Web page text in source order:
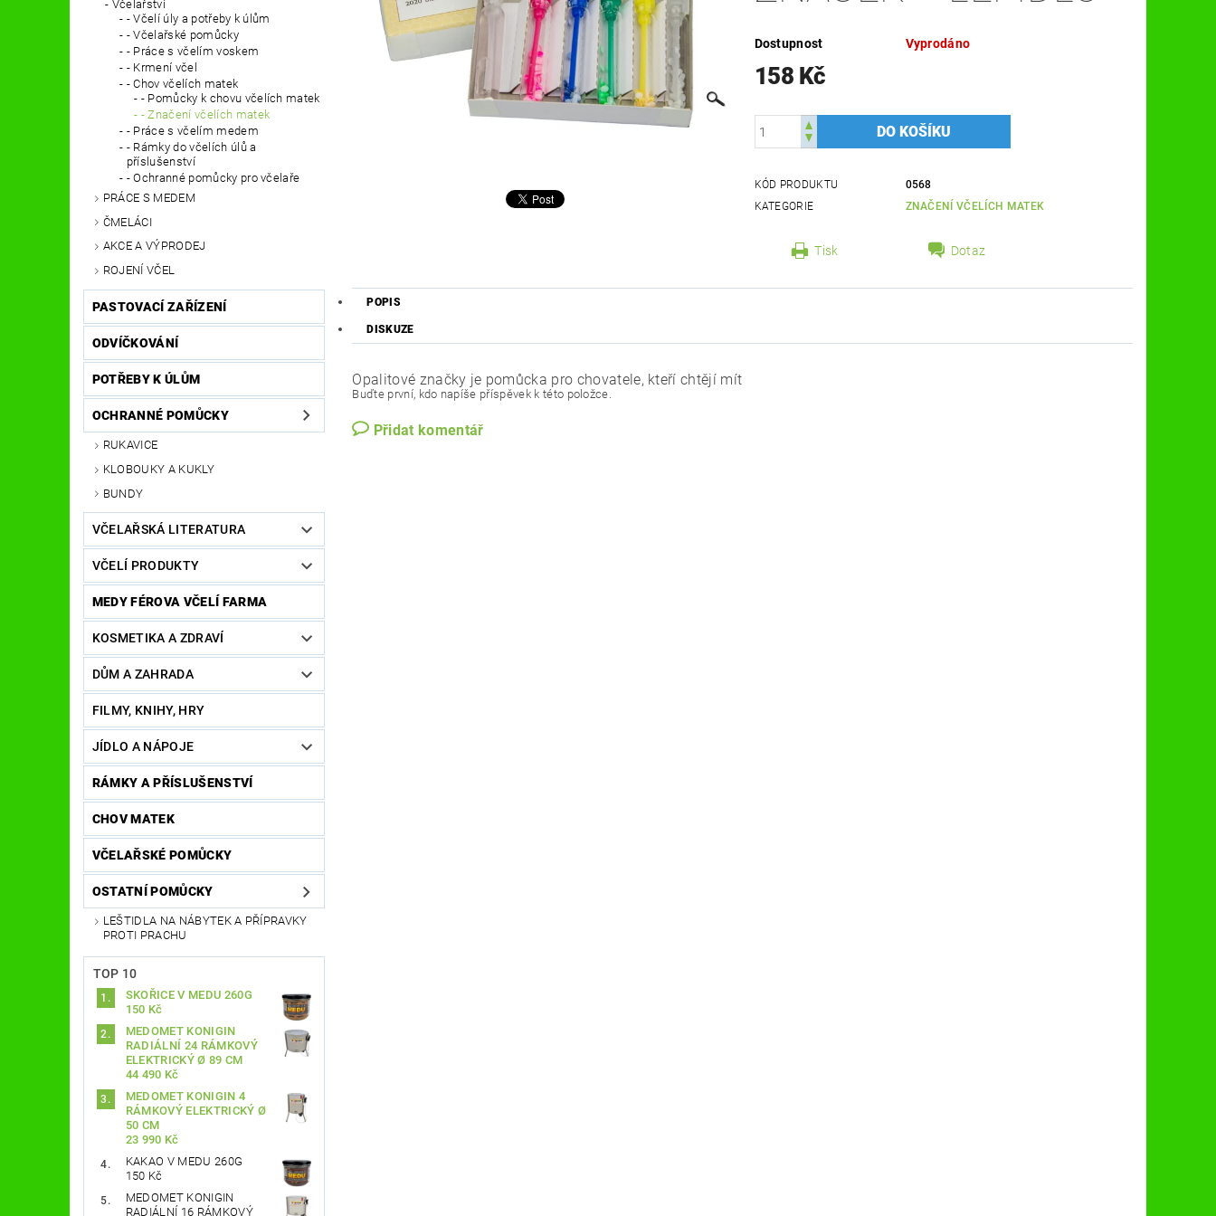
Včelařství
- Včelí úly a potřeby k úlům
- Včelařské pomůcky
- Práce s včelím voskem
- Krmení včel
- Chov včelích matek
- Pomůcky k chovu včelích matek
- Značení včelích matek
- Práce s včelím medem
- Rámky do včelích úlů a
příslušenství
- Ochranné pomůcky pro včelaře
PRÁCE S MEDEM
ČMELÁCI
AKCE A VÝPRODEJ
ROJENÍ VČEL
PASTOVACÍ ZAŘÍZENÍ
ODVÍČKOVÁNÍ
POTŘEBY K ÚLŮM
OCHRANNÉ POMŮCKY
RUKAVICE
KLOBOUKY A KUKLY
BUNDY
VČELAŘSKÁ LITERATURA
VČELÍ PRODUKTY
MEDY FÉROVA VČELÍ FARMA
KOSMETIKA A ZDRAVÍ
DŮM A ZAHRADA
FILMY, KNIHY, HRY
JÍDLO A NÁPOJE
RÁMKY A PŘÍSLUŠENSTVÍ
CHOV MATEK
VČELAŘSKÉ POMŮCKY
OSTATNÍ POMŮCKY
LEŠTIDLA NA NÁBYTEK A PŘÍPRAVKY
PROTI PRACHU
TOP 10
SKOŘICE V MEDU 260G
150 Kč
MEDOMET KONIGIN
RADIÁLNÍ 24 RÁMKOVÝ
ELEKTRICKÝ Ø 89 CM
44 490 Kč
MEDOMET KONIGIN 4
RÁMKOVÝ ELEKTRICKÝ Ø
50 CM
23 990 Kč
KAKAO V MEDU 260G
150 Kč
MEDOMET KONIGIN
RADIÁLNÍ 16 RÁMKOVÝ
Dostupnost Vyprodáno
158 Kč
KÓD PRODUKTU
0568
KATEGORIE
ZNAČENÍ VČELÍCH MATEK
Tisk Dotaz
POPIS
DISKUZE
Opalitové značky je pomůcka pro chovatele, kteří chtějí mít
Buďte první, kdo napíše příspěvek k této položce.
Přidat komentář